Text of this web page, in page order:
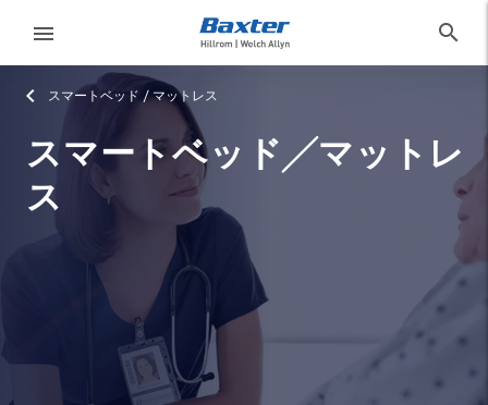
language 国
サ
ン
ア
ウ
menu search
スマートベッド / マットレス
スマートベッド╱マットレ
ス